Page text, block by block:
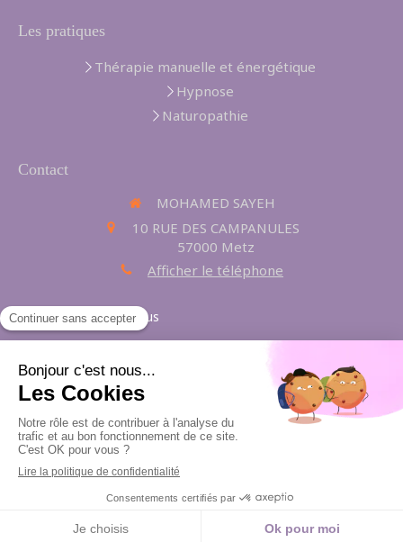
Les pratiques
Thérapie manuelle et énergétique
Hypnose
Naturopathie
Contact
MOHAMED SAYEH
10 RUE DES CAMPANULES
57000 Metz
Afficher le téléphone
Prendre rendez-vous
Création et référencement du site par Simplébo
Ce site a été créé grâce àRESALIB
Site référencé sur